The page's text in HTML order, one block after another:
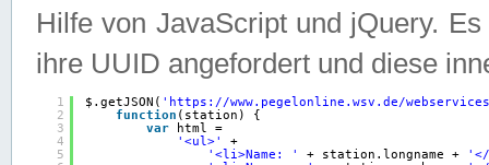
Hilfe von JavaScript und jQuery.
ihre UUID angefordert und diese
1
2
3
4
5
$.getJSON( ' https://www.pegelonline.wsv.de/
function (station) {
var
html =
'<ul>'
+
'<li>Name: '
+ station.longname +